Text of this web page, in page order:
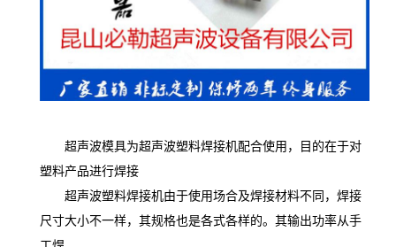
超声波模具为超声波塑料焊接机配合使用，目的在于对
塑料产品进行焊接
超声波塑料焊接机由于使用场合及焊接材料不同，焊接
尺寸大小不一样，其规格也是各式各样的。其输出功率从手